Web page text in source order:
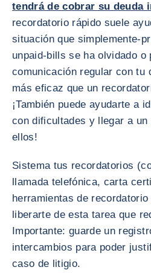
tendrá de cobrar su deuda
recordatorio rápido suele
situación que simplemente-
unpaid-bills se ha olvidado o
comunicación regular con tu
más eficaz que un
¡También puede ayudarte a
con dificultades y llegar a
ellos!
Sistema tus recordatorios
llamada telefónica, carta
herramientas de
liberarte de esta tarea que
Importante: guarde un
intercambios para poder
caso de litigio.